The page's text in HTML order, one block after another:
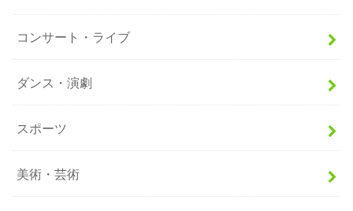
コンサート・ライブ
ダンス・演劇
スポーツ
美術・芸術